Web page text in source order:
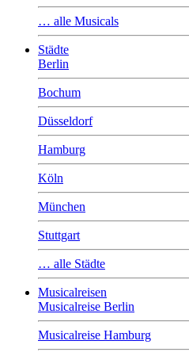
… alle Musicals
Städte
Berlin
Bochum
Düsseldorf
Hamburg
Köln
München
Stuttgart
… alle Städte
Musicalreisen
Musicalreise Berlin
Musicalreise Hamburg